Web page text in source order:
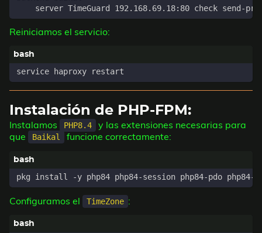
Reiniciamos el servicio:
Instalación de PHP-FPM:
Instalamos PHP8.4
y las extensiones necesarias para
que
Baikal funcione correctamente:
Configuramos el TimeZone :